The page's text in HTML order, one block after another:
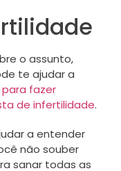
o assunto,
te ajudar a
para fazer
de infertilidade.
a entender
não souber
sanar todas as